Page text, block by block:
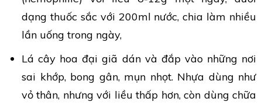
dạng thuốc sắc với 200ml nước, chia làm nhiều
lần uống trong ngày,
Lá cây hoa đại giã dán và đắp vào những nơi
sai khớp, bong gân, mụn nhọt. Nhựa dùng như
vỏ thân, nhưng với liều thấp hơn, còn dùng chữa